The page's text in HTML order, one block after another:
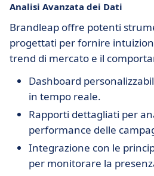
Analisi Avanzata dei Dati
Brandleap offre potenti
progettati per fornire
trend di mercato e il
Dashboard
in tempo reale.
Rapporti dettagliati per
performance delle
Integrazione con le
per monitorare la